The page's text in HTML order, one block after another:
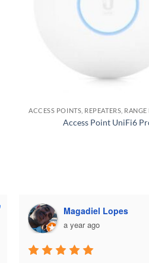
ACCESS POINTS, REPEATERS, RANGE
Access Point UniFi6
Magadiel Lopes
a year ago